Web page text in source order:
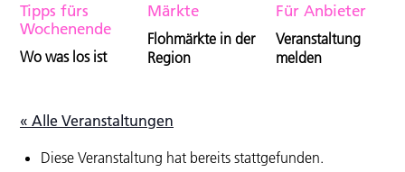
Tipps fürs
Wochenende
Wo was los ist
Märkte
Flohmärkte in der
Region
Für Anbieter
Veranstaltung
melden
« Alle Veranstaltungen
Diese Veranstaltung hat bereits stattgefunden.